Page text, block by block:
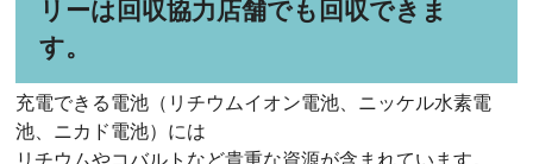
リーは回収協力店舗でも回収できま
す。
充電できる電池（リチウムイオン電池、ニッケル水素電
池、ニカド電池）には